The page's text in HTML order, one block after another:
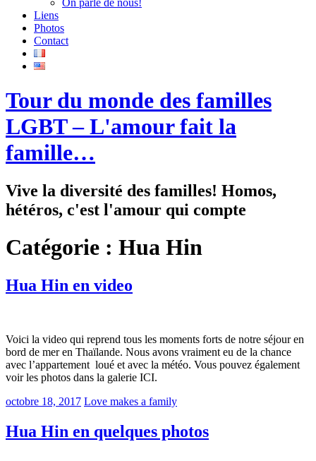
On parle de nous!
Liens
Photos
Contact
Tour du monde des familles
LGBT – L'amour fait la
famille…
Vive la diversité des familles! Homos,
hétéros, c'est l'amour qui compte
Catégorie : Hua Hin
Hua Hin en video
Voici la video qui reprend tous les moments forts de notre séjour en
bord de mer en Thaïlande. Nous avons vraiment eu de la chance
avec l’appartement loué et avec la météo. Vous pouvez également
voir les photos dans la galerie ICI.
octobre 18, 2017 Love makes a family
Hua Hin en quelques photos